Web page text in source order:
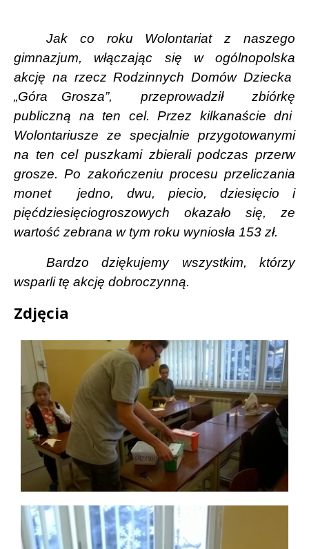
Jak co roku Wolontariat z naszego
gimnazjum, włączając się w ogólnopolska
akcję na rzecz Rodzinnych Domów Dziecka
„Góra Grosza”,
przeprowadził
zbiórkę
publiczną na ten cel. Przez kilkanaście dni
Wolontariusze ze specjalnie przygotowanymi
na ten cel puszkami zbierali podczas przerw
grosze. Po zakończeniu procesu przeliczania
monet
jedno, dwu, piecio, dziesięcio i
pięćdziesięciogroszowych okazało się, ze
wartość zebrana w tym roku wyniosła 153 zł.
Bardzo dziękujemy wszystkim, którzy
wsparli tę akcję dobroczynną.
Zdjęcia